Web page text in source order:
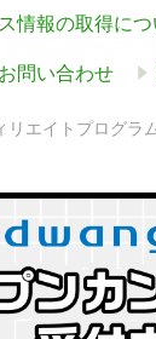
情報の取得につ
問い合わせ
リエイトプログラ